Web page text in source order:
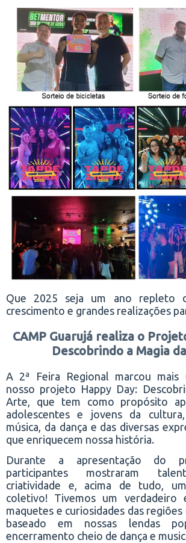
Que 2025 seja um ano repleto
crescimento e grandes realizações
CAMP Guarujá realiza o
Descobrindo a Magia
A 2ª Feira Regional marcou
nosso projeto Happy Day:
Arte, que tem como propósito
adolescentes e jovens da
música, da dança e das diversas
que enriquecem nossa história.
Durante a apresentação do
participantes mostraram
criatividade e, acima de tudo,
coletivo! Tivemos um verdadeiro
maquetes e curiosidades das
baseado em nossas lendas
encerramento cheio de dança e